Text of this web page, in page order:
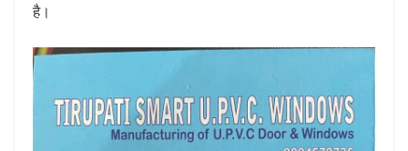
है।